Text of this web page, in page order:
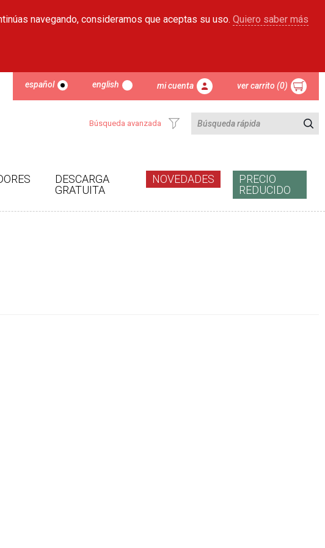
navegando, consideramos que aceptas su uso. Quiero saber más
español english mi cuenta ver carrito (0)
Búsqueda avanzada
DESCARGA
GRATUITA
NOVEDADES
PRECIO
REDUCIDO